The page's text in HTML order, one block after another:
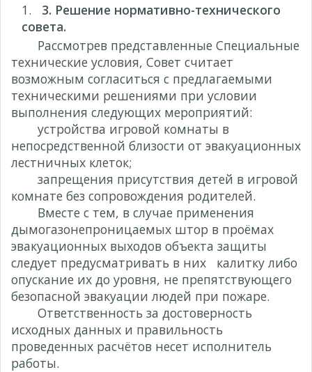
3. Решение нормативно-технического
совета.
Рассмотрев представленные Специальные
технические условия, Совет считает
возможным согласиться с предлагаемыми
техническими решениями при условии
выполнения следующих мероприятий:
устройства игровой комнаты в
непосредственной близости от эвакуационных
лестничных клеток;
запрещения присутствия детей в игровой
комнате без сопровождения родителей.
Вместе с тем, в случае применения
дымогазонепроницаемых штор в проёмах
эвакуационных выходов объекта защиты
следует предусматривать в них калитку либо
опускание их до уровня, не препятствующего
безопасной эвакуации людей при пожаре.
Ответственность за достоверность
исходных данных и правильность
проведенных расчётов несет исполнитель
работы.